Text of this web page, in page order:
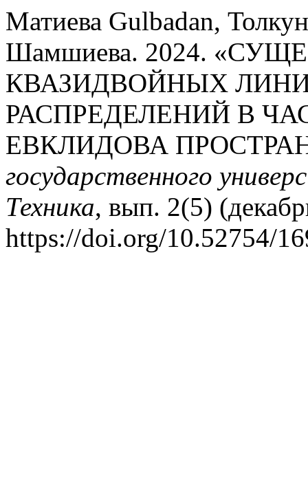
Матиева Gulbadan,
Шамшиева. 2024.
КВАЗИДВОЙНЫХ
РАСПРЕДЕЛЕНИЙ В
ЕВКЛИДОВА
государственного
Техника, вып. 2(5)
https://doi.org/10.52754/